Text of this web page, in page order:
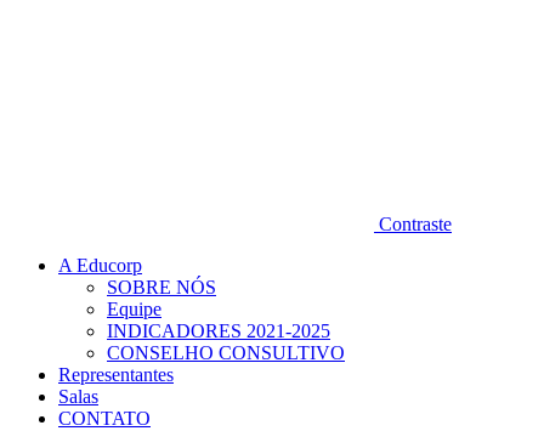
Contraste
A Educorp
SOBRE NÓS
Equipe
INDICADORES 2021-2025
CONSELHO CONSULTIVO
Representantes
Salas
CONTATO